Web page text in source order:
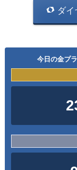
ダ
今日の金プ